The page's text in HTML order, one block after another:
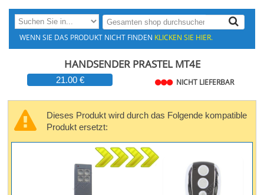
WENN SIE DAS PRODUKT NICHT FINDEN KLICKEN SIE HIER.
HANDSENDER PRASTEL MT4E
21.00 € NICHT LIEFERBAR
Dieses Produkt wird durch das Folgende kompatible
Produkt ersetzt: